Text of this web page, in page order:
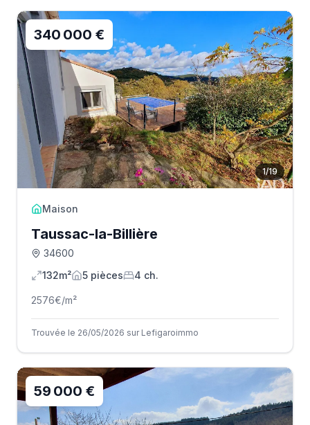
1/19
340 000 €
Maison
Taussac-la-Billière
34600
132m²
5 pièces 4 ch.
2576€/m²
Trouvée le 26/05/2026 sur Lefigaroimmo
59 000 €